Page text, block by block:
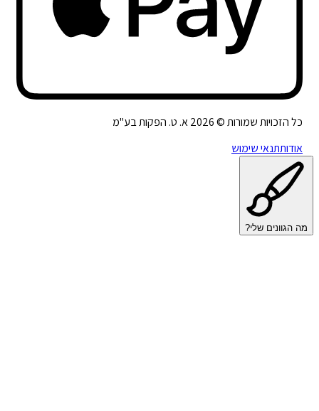
כל הזכויות שמורות ©2026א. ט. הפקות בע"מ
אודותתנאי שימוש
מה הגוונים שלי?